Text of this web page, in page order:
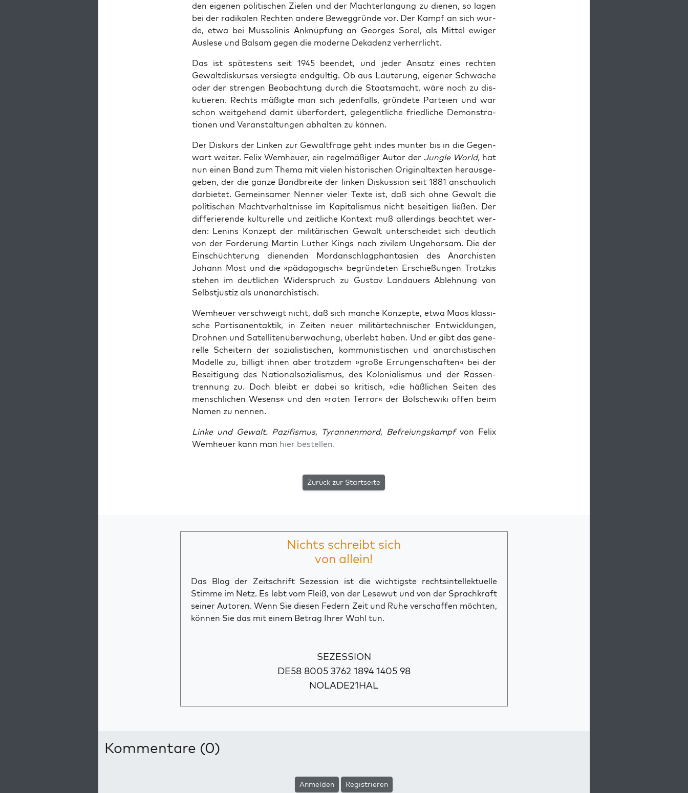
den eige­nen poli­ti­schen Zie­len und der Mach­t­er­lan­gung zu die­nen, so lagen
bei der radi­ka­len Rech­ten ande­re Beweg­grün­de vor. Der Kampf an sich wur­
de, etwa bei Mus­so­li­nis Anknüp­fung an Geor­ges Sor­el, als Mit­tel ewi­ger
Aus­le­se und Bal­sam gegen die moder­ne Deka­denz verherrlicht.
Das ist spä­tes­tens seit 1945 been­det, und jeder Ansatz eines rech­ten
Gewalt­dis­kur­ses ver­sieg­te end­gül­tig. Ob aus Läu­te­rung, eige­ner Schwä­che
oder der stren­gen Beob­ach­tung durch die Staats­macht, wäre noch zu dis­
ku­tie­ren. Rechts mäßig­te man sich jeden­falls, grün­de­te Par­tei­en und war
schon weit­ge­hend damit über­for­dert, gele­gent­li­che fried­li­che Demons­tra­
tio­nen und Ver­an­stal­tun­gen abhal­ten zu können.
Der Dis­kurs der Lin­ken zur Gewalt­fra­ge geht indes mun­ter bis in die Gegen­
wart wei­ter. Felix Wem­heu­er, ein regel­mä­ßi­ger Autor derJungle World, hat
nun einen Band zum The­ma mit vie­len his­to­ri­schen Ori­gi­nal­tex­ten her­aus­ge­
ge­ben, der die gan­ze Band­brei­te der lin­ken Dis­kus­si­on seit 1881 anschau­lich
dar­bie­tet. Gemein­sa­mer Nen­ner vie­ler Tex­te ist, daß sich ohne Gewalt die
poli­ti­schen Macht­ver­hält­nis­se im Kapi­ta­lis­mus nicht besei­ti­gen lie­ßen. Der
dif­fe­rie­ren­de kul­tu­rel­le und zeit­li­che Kon­text muß aller­dings beach­tet wer­
den: Lenins Kon­zept der mili­tä­ri­schen Gewalt unter­schei­det sich deut­lich
von der For­de­rung Mar­tin Luther Kings nach zivi­lem Unge­hor­sam. Die der
Ein­schüch­te­rung die­nen­den Mord­an­schlag­phan­ta­sien des Anar­chis­ten
Johann Most und die »päd­ago­gisch« begrün­de­ten Erschie­ßun­gen Trotz­kis
ste­hen im deut­li­chen Wider­spruch zu Gus­tav Land­au­ers Ableh­nung von
Selbst­jus­tiz als unanarchistisch.
Wem­heu­er ver­schweigt nicht, daß sich man­che Kon­zep­te, etwa Maos klas­si­
sche Par­ti­sa­nen­tak­tik, in Zei­ten neu­er mili­tär­tech­ni­scher Ent­wick­lun­gen,
Droh­nen und Satel­li­ten­über­wa­chung, über­lebt haben. Und er gibt das gene­
rel­le Schei­tern der sozia­lis­ti­schen, kom­mu­nis­ti­schen und anar­chis­ti­schen
Model­le zu, bil­ligt ihnen aber trotz­dem »gro­ße Errun­gen­schaf­ten« bei der
Besei­ti­gung des Natio­nal­so­zia­lis­mus, des Kolo­nia­lis­mus und der Ras­sen­
tren­nung zu. Doch bleibt er dabei so kri­tisch, »die häß­li­chen Sei­ten des
mensch­li­chen Wesens« und den »roten Ter­ror« der Bol­sche­wi­ki offen beim
Namen zu nennen.
Lin­ke und Gewalt. Pazi­fis­mus, Tyran­nen­mord, Befrei­ungs­kampfvon Felix
Wem­heu­er kann man hier bestel­len.
Zurück zur Startseite
Nichts schreibt sich
von allein!
Das Blog der Zeitschrift Sezession ist die wichtigste rechtsintellektuelle
Stimme im Netz. Es lebt vom Fleiß, von der Lesewut und von der Sprachkraft
seiner Autoren. Wenn Sie diesen Federn Zeit und Ruhe verschaffen möchten,
können Sie das mit einem Betrag Ihrer Wahl tun.
SEZESSION
DE58 8005 3762 1894 1405 98
NOLADE21HAL
Kommentare (0)
Anmelden Registrieren